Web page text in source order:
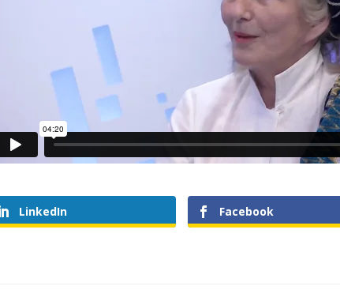
LinkedIn Facebook